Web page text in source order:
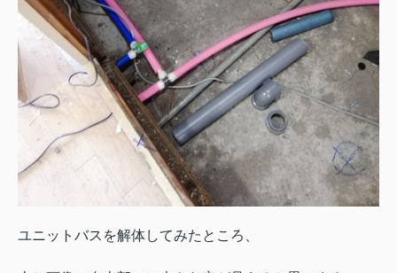
ユニットバスを解体してみたところ、